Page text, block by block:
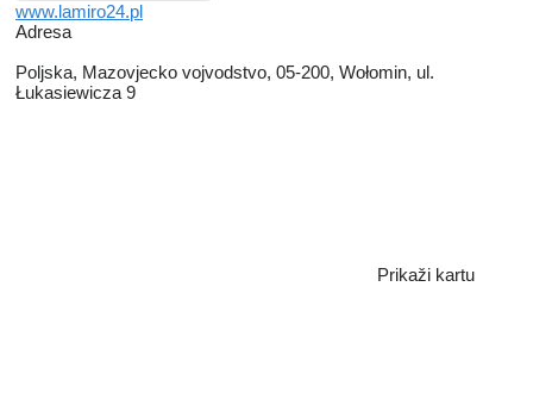
www.lamiro24.pl
Adresa
Poljska, Mazovjecko vojvodstvo, 05-200, Wołomin, ul.
Łukasiewicza 9
Prikaži kartu